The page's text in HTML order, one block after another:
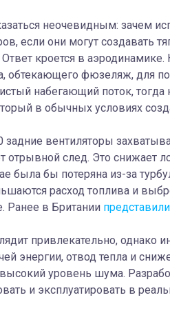
неочевидным: зачем
если они могут создавать
кроется в
обтекающего фюзеляж, для
набегающий поток,
в обычных условиях
задние вентиляторы
отрывной след. Это снижает
была бы потеряна из-за
расход топлива и
Ранее в Британии
привлекательно, однако
энергии, отвод тепла и
уровень шума.
и эксплуатировать в